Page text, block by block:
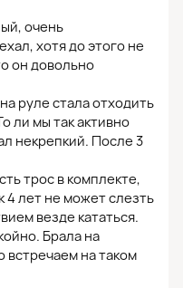
очень
хотя до этого не
он довольно
руле стала отходить
ли мы так активно
некрепкий. После 3
трос в комплекте,
4 лет не может слезть
везде кататься.
Брала на
встречаем на таком